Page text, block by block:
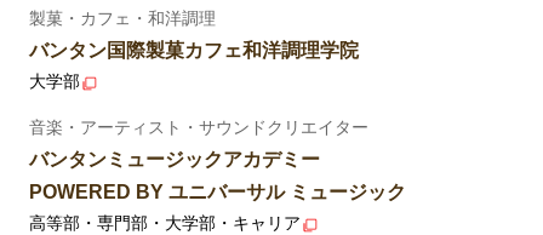
製菓・カフェ・和洋調理
バンタン国際製菓カフェ和洋調理学院
大学部
音楽・アーティスト・サウンドクリエイター
バンタンミュージックアカデミー
POWERED BY ユニバーサル ミュージック
高等部・専門部・大学部・キャリア